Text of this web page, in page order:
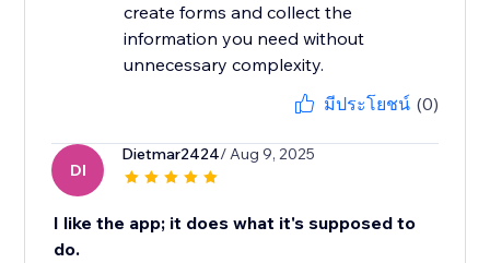
create forms and collect the
information you need without
unnecessary complexity.
มีประโยชน์ (0)
DI
Dietmar2424/ Aug 9, 2025
I like the app; it does what it's supposed to
do.